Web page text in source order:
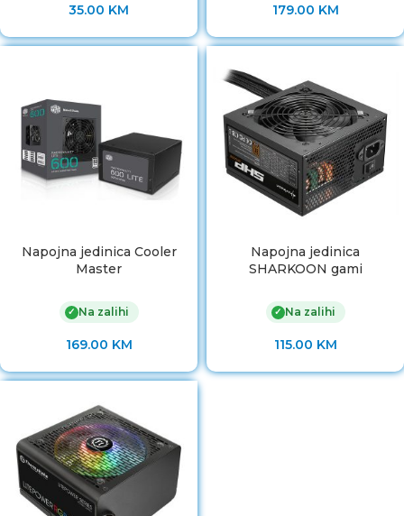
35.00 KM 179.00 KM
Napojna jedinica Cooler
Master
✓ Na zalihi
169.00 KM
Napojna jedinica
SHARKOON gami
✓ Na zalihi
115.00 KM